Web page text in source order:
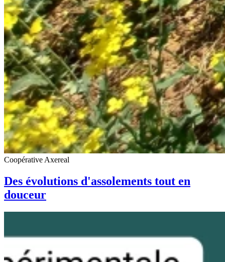
Coopérative Axereal
Des évolutions d'assolements tout en
douceur